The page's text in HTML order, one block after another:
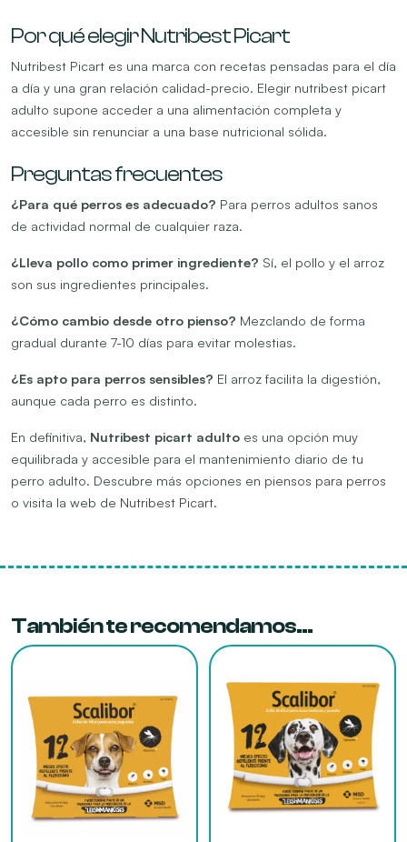
Por qué elegir Nutribest Picart
Nutribest Picart es una marca con recetas pensadas para el día
a día y una gran relación calidad-precio. Elegir nutribest picart
adulto supone acceder a una alimentación completa y
accesible sin renunciar a una base nutricional sólida.
Preguntas frecuentes
¿Para qué perros es adecuado? Para perros adultos sanos
de actividad normal de cualquier raza.
¿Lleva pollo como primer ingrediente? Sí, el pollo y el arroz
son sus ingredientes principales.
¿Cómo cambio desde otro pienso? Mezclando de forma
gradual durante 7-10 días para evitar molestias.
¿Es apto para perros sensibles? El arroz facilita la digestión,
aunque cada perro es distinto.
En definitiva, Nutribest picart adulto es una opción muy
equilibrada y accesible para el mantenimiento diario de tu
perro adulto. Descubre más opciones en piensos para perros
o visita la web de Nutribest Picart.
También te recomendamos…